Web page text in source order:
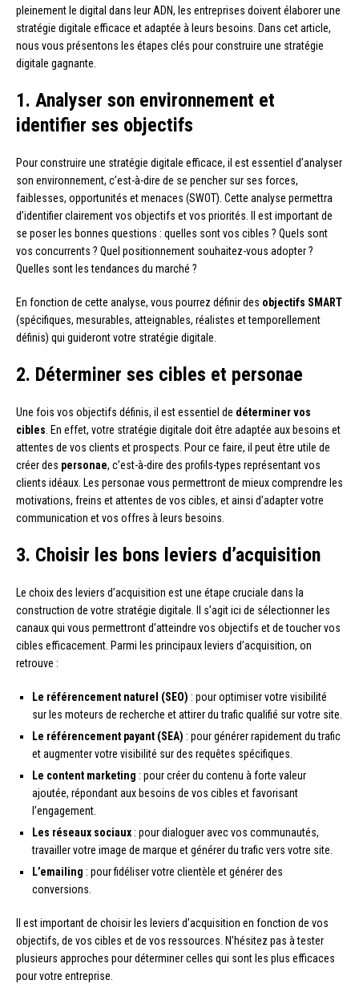
pleinement le digital dans leur ADN, les entreprises doivent élaborer une
stratégie digitale efficace et adaptée à leurs besoins. Dans cet article,
nous vous présentons les étapes clés pour construire une stratégie
digitale gagnante.
1. Analyser son environnement et
identifier ses objectifs
Pour construire une stratégie digitale efficace, il est essentiel d’analyser
son environnement, c’est-à-dire de se pencher sur ses forces,
faiblesses, opportunités et menaces (SWOT). Cette analyse permettra
d’identifier clairement vos objectifs et vos priorités. Il est important de
se poser les bonnes questions : quelles sont vos cibles ? Quels sont
vos concurrents ? Quel positionnement souhaitez-vous adopter ?
Quelles sont les tendances du marché ?
En fonction de cette analyse, vous pourrez définir des objectifs SMART
(spécifiques, mesurables, atteignables, réalistes et temporellement
définis) qui guideront votre stratégie digitale.
2. Déterminer ses cibles et personae
Une fois vos objectifs définis, il est essentiel de déterminer vos
cibles . En effet, votre stratégie digitale doit être adaptée aux besoins et
attentes de vos clients et prospects. Pour ce faire, il peut être utile de
créer des personae, c’est-à-dire des profils-types représentant vos
clients idéaux. Les personae vous permettront de mieux comprendre les
motivations, freins et attentes de vos cibles, et ainsi d’adapter votre
communication et vos offres à leurs besoins.
3. Choisir les bons leviers d’acquisition
Le choix des leviers d’acquisition est une étape cruciale dans la
construction de votre stratégie digitale. Il s’agit ici de sélectionner les
canaux qui vous permettront d’atteindre vos objectifs et de toucher vos
cibles efficacement. Parmi les principaux leviers d’acquisition, on
retrouve :
Le référencement naturel (SEO) : pour optimiser votre visibilité
sur les moteurs de recherche et attirer du trafic qualifié sur votre site.
Le référencement payant (SEA) : pour générer rapidement du trafic
et augmenter votre visibilité sur des requêtes spécifiques.
Le content marketing : pour créer du contenu à forte valeur
ajoutée, répondant aux besoins de vos cibles et favorisant
l’engagement.
Les réseaux sociaux : pour dialoguer avec vos communautés,
travailler votre image de marque et générer du trafic vers votre site.
L’emailing : pour fidéliser votre clientèle et générer des
conversions.
Il est important de choisir les leviers d’acquisition en fonction de vos
objectifs, de vos cibles et de vos ressources. N’hésitez pas à tester
plusieurs approches pour déterminer celles qui sont les plus efficaces
pour votre entreprise.